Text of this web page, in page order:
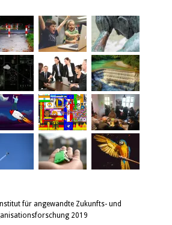
für angewandte Zukunfts- und
2019